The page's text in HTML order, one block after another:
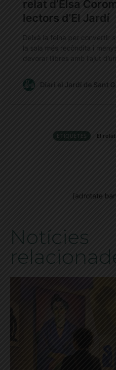
ETIQUETES El relat
[adrotate
Notícies